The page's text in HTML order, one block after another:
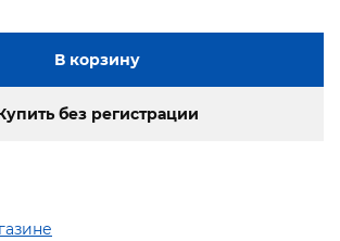
В корзину
без регистрации